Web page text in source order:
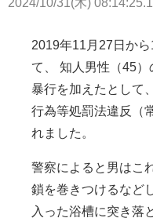
2019年11月27日か
て、 知人男性（45
暴行を加えたとして
行為等処罰法違反（
れました。
警察によると男はこ
鎖を巻きつけるなど
入った浴槽に突き落